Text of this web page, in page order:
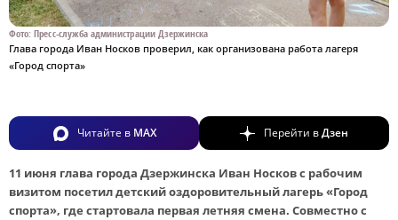
Фото: Пресс-служба администрации Дзержинска
Глава города Иван Носков проверил, как организована работа лагеря
«Город спорта»
Читайте в MAX Перейти вДзен
11 июня глава города Дзержинска Иван Носков с рабочим
визитом посетил детский оздоровительный лагерь «Город
спорта», где стартовала первая летняя смена. Совместно с